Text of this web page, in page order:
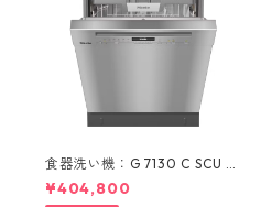
食器洗い機：G 7130 C SCU E
D (ステンレス/60cm) ＊標準
ドア装備タイプ
¥404,800